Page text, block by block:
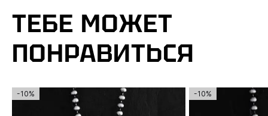
ТЕБЕ МОЖЕТ
ПОНРАВИТЬСЯ
-10% -10%